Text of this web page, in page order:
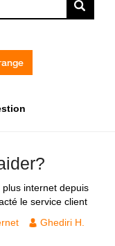
internet depuis
le service client
Ghediri H.